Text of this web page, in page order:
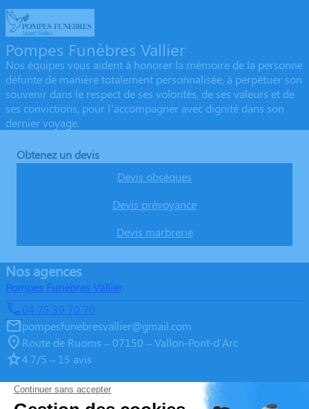
Pompes Funèbres Vallier
Nos équipes vous aident à honorer la mémoire de la personne
défunte de manière totalement personnalisée, à perpétuer son
souvenir dans le respect de ses volontés, de ses valeurs et de
ses convictions, pour l’accompagner avec dignité dans son
dernier voyage.
Obtenez un devis
Devis obsèques
Devis prévoyance
Devis marbrerie
Nos agences
Pompes Funèbres Vallier
04 75 39 70 70
pompesfunebresvallier@gmail.com
Route de Ruoms – 07150 – Vallon-Pont-d'Arc
4.7/5 – 15 avis
Pompes Funèbres Vallier